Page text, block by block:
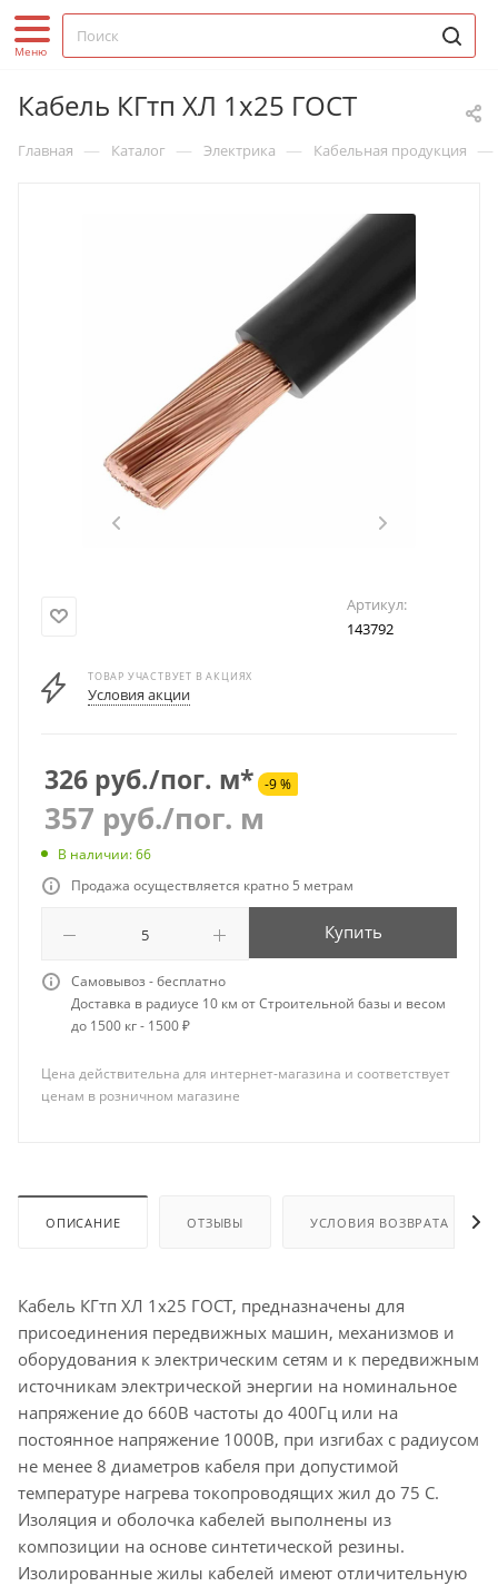
Кабель КГтп ХЛ 1х25 ГОСТ
Главная — Каталог — Электрика — Кабельная продукция —
Артикул:
143792
ТОВАР УЧАСТВУЕТ В АКЦИЯХ
Условия акции
326 руб./пог. м* -9 %
357 руб./пог. м
В наличии: 66
Продажа осуществляется кратно 5 метрам
Купить
Самовывоз - бесплатно
Доставка в радиусе 10 км от Строительной базы и весом
до 1500 кг - 1500 ₽
Цена действительна для интернет-магазина и соответствует
ценам в розничном магазине
ОПИСАНИЕ ОТЗЫВЫ УСЛОВИЯ ВОЗВРАТА
Кабель КГтп ХЛ 1х25 ГОСТ, предназначены для
присоединения передвижных машин, механизмов и
оборудования к электрическим сетям и к передвижным
источникам электрической энергии на номинальное
напряжение до 660В частоты до 400Гц или на
постоянное напряжение 1000В, при изгибах с радиусом
не менее 8 диаметров кабеля при допустимой
температуре нагрева токопроводящих жил до 75 С.
Изоляция и оболочка кабелей выполнены из
композиции на основе синтетической резины.
Изолированные жилы кабелей имеют отличительную